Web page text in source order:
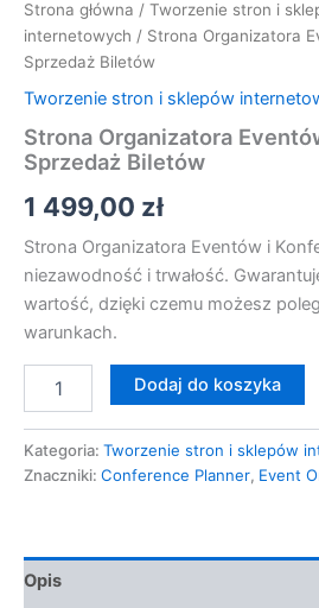
Strona główna / Tworzenie stron i
internetowych / Strona Organizatora
Sprzedaż Biletów
Tworzenie stron i sklepów
Strona Organizatora
Sprzedaż Biletów
1 499,00 zł
Strona Organizatora Eventów i
niezawodność i trwałość.
wartość, dzięki czemu możesz
warunkach.
Dodaj do koszyka
Kategoria: Tworzenie stron i sklepów
Znaczniki: Conference Planner, Event
Opis